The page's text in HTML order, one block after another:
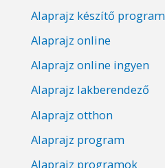
Alaprajz készítő program
Alaprajz online
Alaprajz online ingyen
Alaprajz lakberendező
Alaprajz otthon
Alaprajz program
Alaprajz programok